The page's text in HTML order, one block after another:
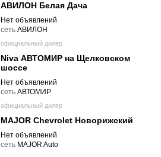
АВИЛОН Белая Дача
Нет объявлений
cеть АВИЛОН
официальный дилер
Niva АВТОМИР на Щелковском
шоссе
Нет объявлений
cеть АВТОМИР
официальный дилер
MAJOR Chevrolet Новорижский
Нет объявлений
cеть MAJOR Auto